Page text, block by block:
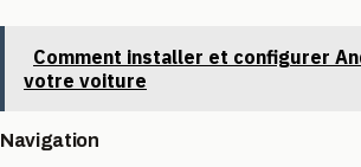
Comment installer et configurer
votre voiture
Navigation